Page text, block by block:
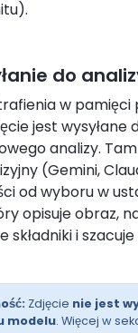
do
w pamięci
jest wysyłane
analizy.
(Gemini,
od wyboru w
opisuje obraz,
składniki i
Zdjęcie nie jest
modelu. Więcej w